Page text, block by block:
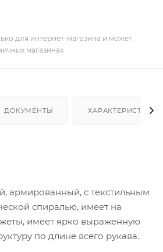
для интернет-магазина и может
магазинах
ДОКУМЕНТЫ ХАРАКТЕРИСТИКИ
армированный, с текстильным
спиралью, имеет на
имеет ярко выраженную
по длине всего рукава.